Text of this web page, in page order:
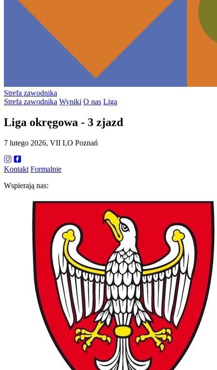
Strefa zawodnika
Strefa zawodnika Wyniki O nas Liga
Liga okręgowa - 3 zjazd
7 lutego 2026, VII LO Poznań
Kontakt Formalnie
Wspierają nas: